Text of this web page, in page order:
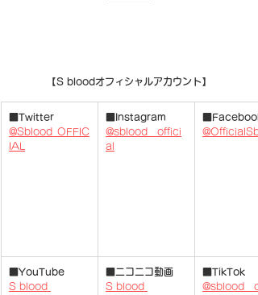
【S bloodオフィシャルアカウント】
■Twitter
@Sblood_OFFIC
IAL
■Instagram
@sblood__offici
al
■Facebook
■YouTube
S blood
■ニコニコ動画
S blood
■TikTok